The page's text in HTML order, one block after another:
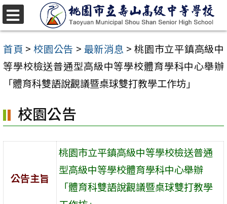
跳
至
主
要
區
首頁 > 校園公告 > 最新消息 > 桃園市立平鎮高級中
等學校檢送普通型高級中等學校體育學科中心舉辦
「體育科雙語說觀議暨桌球雙打教學工作坊」
校園公告
公告主旨
桃園市立平鎮高級中等學校檢送普通
型高級中等學校體育學科中心舉辦
「體育科雙語說觀議暨桌球雙打教學
選
單